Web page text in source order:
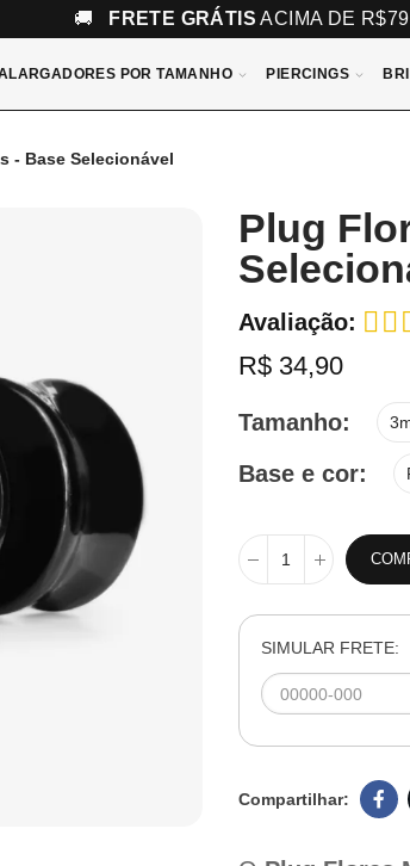
🚚 FRETE GRÁTIS ACIMA DE
POR TAMANHO PIERCINGS
- Base Selecionável
Plug
Avaliação:
R$ 34,90
Tamanho
Base e cor
SIMULAR FRETE: